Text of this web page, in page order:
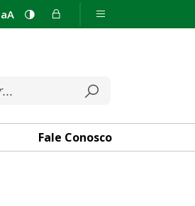
aA
Fale Conosco